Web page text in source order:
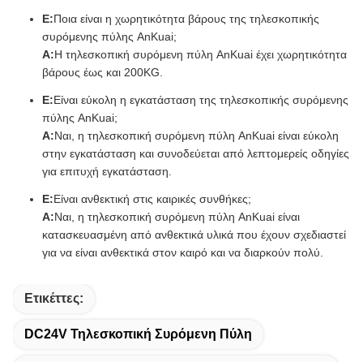
Η τηλεσκοπική συρόμενη πύλη AnKuai έχει χωρητικότητα
βάρους έως και 200KG.
Ε:Είναι εύκολη η εγκατάσταση της τηλεσκοπικής συρόμενης
Ναι, η τηλεσκοπική συρόμενη πύλη AnKuai είναι εύκολη
στην εγκατάσταση και συνοδεύεται από λεπτομερείς οδηγίες
για επιτυχή εγκατάσταση.
Ε:Είναι ανθεκτική στις καιρικές συνθήκες;
κατασκευασμένη από ανθεκτικά υλικά που έχουν σχεδιαστεί
για να είναι ανθεκτικά στον καιρό και να διαρκούν πολύ.
DC24V Τηλεσκοπική Συρόμενη Πύλη
Αυτοματοποιημένη Τηλεσκοπική Συρόμενη Πύλη